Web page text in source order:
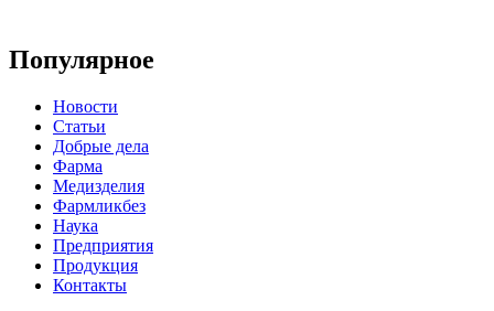
Популярное
Новости
Статьи
Добрые дела
Фарма
Медизделия
Фармликбез
Наука
Предприятия
Продукция
Контакты